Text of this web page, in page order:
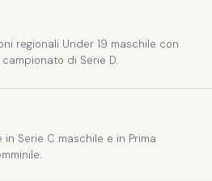
regionali Under 19 maschile con
di Serie D.
in Serie C maschile e in Prima